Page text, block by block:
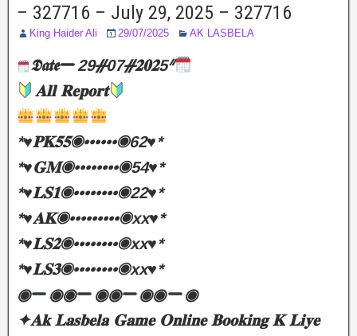
– 327716 – July 29, 2025 – 327716
King Haider Ali 29/07/2025 AK LASBELA
𝕯𝖆𝖙𝖊
29ᚌ07ᚌ𝟐𝟎𝟐5ᐥ
𝐀𝐥𝐥 𝐑𝐞𝐩𝐨𝐫𝐭
*♥️𝐏𝐊𝟓𝟓◉••••••◉62♥️*
*♥️𝐆𝐌◉••••••••◉54♥️*
*♥️𝐋𝐒𝟏◉••••••••◉22♥️*
*♥️𝐀𝐊◉•••••••••◉xx♥️*
*♥️𝐋𝐒𝟐◉••••••••◉xx♥️*
*♥️𝐋𝐒𝟑◉••••••••◉xx♥️*
◉
◉◉ ◉◉ ◉◉
◉
✦𝐀𝐤 𝐋𝐚𝐬𝐛𝐞𝐥𝐚 𝐆𝐚𝐦𝐞 𝐎𝐧𝐥𝐢𝐧𝐞 𝐁𝐨𝐨𝐤𝐢𝐧𝐠 𝐊 𝐋𝐢𝐲𝐞